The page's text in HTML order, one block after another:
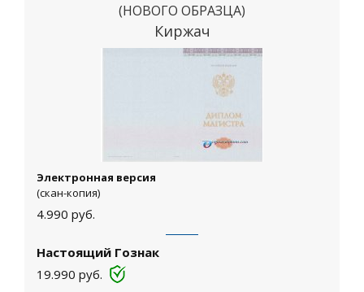
(НОВОГО ОБРАЗЦА)
Киржач
Электронная версия
(скан-копия)
4.990 руб.
Настоящий Гознак
19.990 руб.